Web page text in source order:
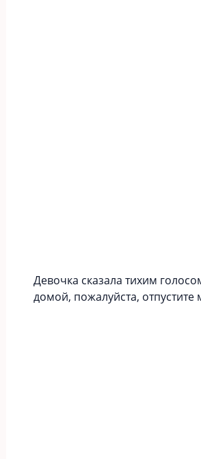
Девочка сказала тихим
домой, пожалуйста, отпустите